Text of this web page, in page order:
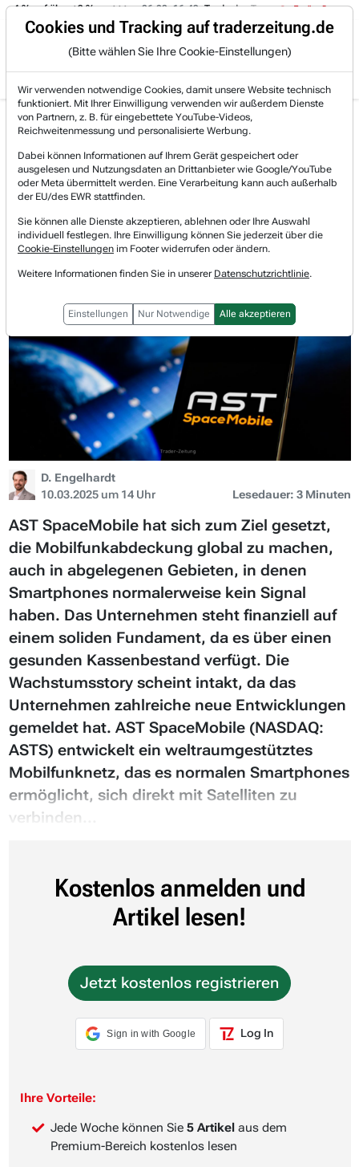
Trading-Room
% auf über +3 %. 06.08. 16:49 Trade des Tages 06.08.
Gratis Account Login
Jetzt registrieren und gratis Artikel lesen.
Bereits bei TraderFox registriert? Jetzt anmelden!
Home Lists & Rankings
Relative-Stärke-Aktien
AST SpaceMobile: Pionier im Aufbau eines satellite...
AST SpaceMobile Watchlist
AST SpaceMobile: Pionier im
Aufbau eines satellitengestützten
Mobilfunk-Breitbandnetzes
D. Engelhardt
10.03.2025 um 14 Uhr
Lesedauer: 3 Minuten
AST SpaceMobile hat sich zum Ziel gesetzt,
die Mobilfunkabdeckung global zu machen,
auch in abgelegenen Gebieten, in denen
Smartphones normalerweise kein Signal
haben. Das Unternehmen steht finanziell auf
einem soliden Fundament, da es über einen
gesunden Kassenbestand verfügt. Die
Wachstumsstory scheint intakt, da das
Unternehmen zahlreiche neue Entwicklungen
gemeldet hat. AST SpaceMobile (NASDAQ:
ASTS) entwickelt ein weltraumgestütztes
Mobilfunknetz, das es normalen Smartphones
ermöglicht, sich direkt mit Satelliten zu
verbinden...
Kostenlos anmelden und
Artikel lesen!
Jetzt kostenlos registrieren
Sign in with Google Log In
Ihre Vorteile:
Jede Woche können Sie 5 Artikel aus dem
Premium-Bereich kostenlos lesen
Cookies und Tracking auf traderzeitung.de
(Bitte wählen Sie Ihre Cookie-Einstellungen)
Wir verwenden notwendige Cookies, damit unsere Website technisch
funktioniert. Mit Ihrer Einwilligung verwenden wir außerdem Dienste
von Partnern, z. B. für eingebettete YouTube-Videos,
Reichweitenmessung und personalisierte Werbung.
Dabei können Informationen auf Ihrem Gerät gespeichert oder
ausgelesen und Nutzungsdaten an Drittanbieter wie Google/YouTube
oder Meta übermittelt werden. Eine Verarbeitung kann auch außerhalb
der EU/des EWR stattfinden.
Sie können alle Dienste akzeptieren, ablehnen oder Ihre Auswahl
individuell festlegen. Ihre Einwilligung können Sie jederzeit über die
Cookie-Einstellungen im Footer widerrufen oder ändern.
Weitere Informationen finden Sie in unserer Datenschutzrichtlinie.
Einstellungen Nur Notwendige Alle akzeptieren